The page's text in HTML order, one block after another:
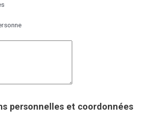
personnelles et coordonnées